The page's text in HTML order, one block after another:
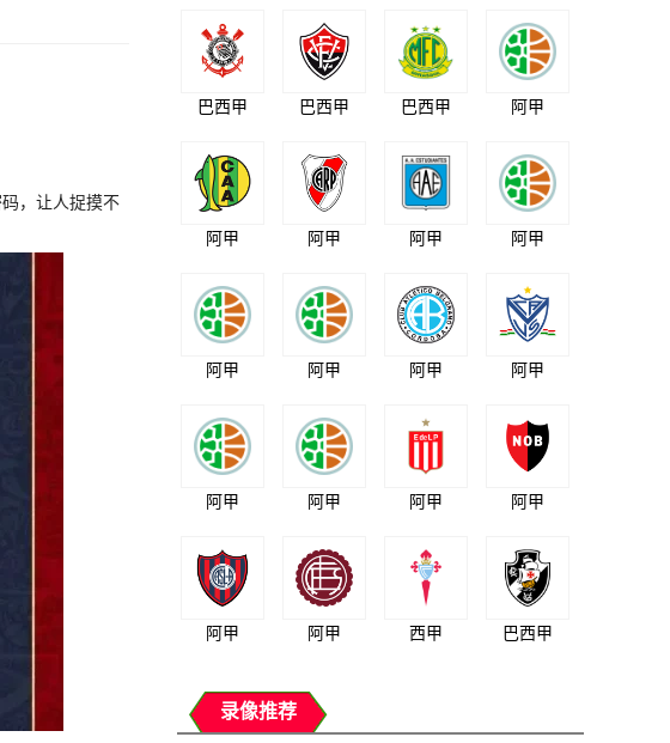
，让人捉摸不
巴西甲 巴西甲 巴西甲 阿甲
阿甲 阿甲 阿甲 阿甲
阿甲 阿甲 阿甲 阿甲
阿甲 阿甲 阿甲 阿甲
阿甲 阿甲 西甲 巴西甲
录像推荐